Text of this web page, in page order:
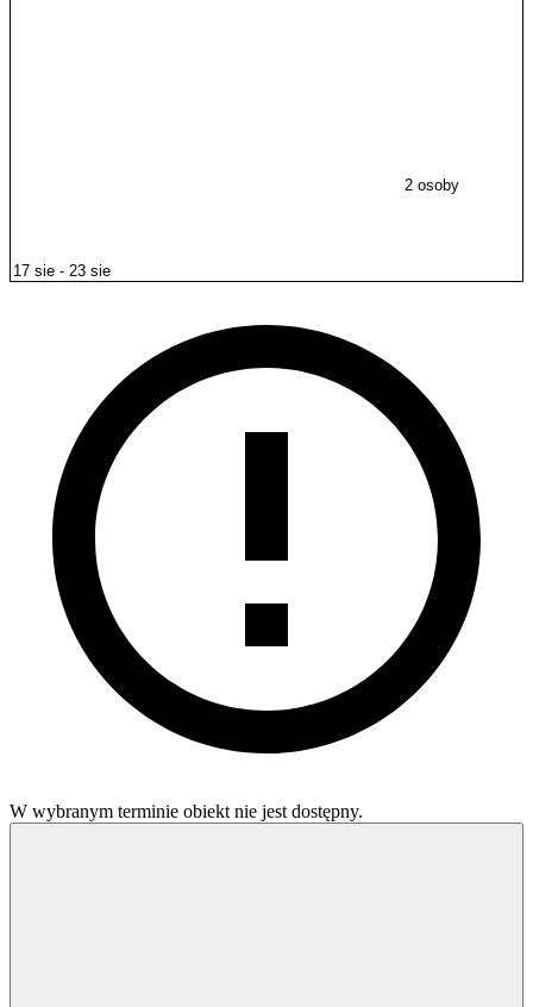
2 osoby
W wybranym terminie obiekt nie jest dostępny.